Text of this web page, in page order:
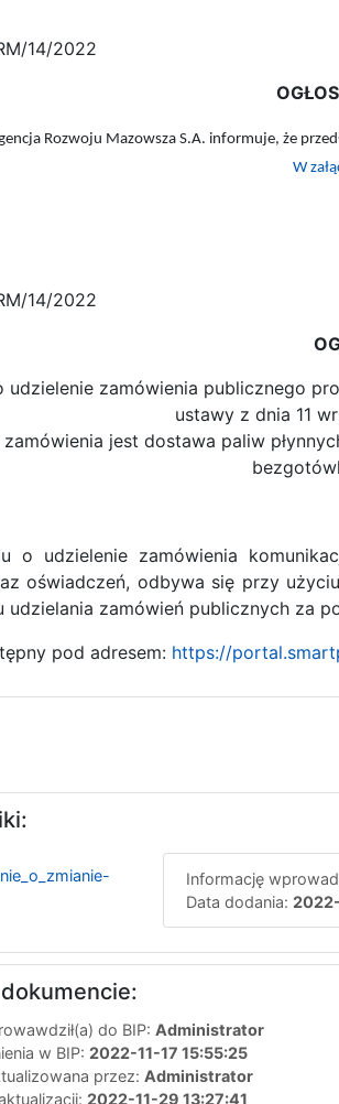
14/2022
Rozwoju Mazowsza S.A. informuje, że
W
14/2022
udzielenie zamówienia publicznego
ustawy z dnia 11
jest dostawa paliw
o udzielenie zamówienia
oświadczeń, odbywa się przy
udzielania zamówień publicznych za
pod adresem: https://
Informację
Data dodania:
do BIP: Administrator
w BIP: 2022-11-17 15:55:25
przez: Administrator
2022-11-29 13:27:41